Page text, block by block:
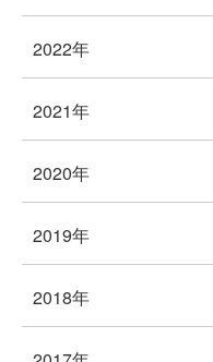
2022年
2021年
2020年
2019年
2018年